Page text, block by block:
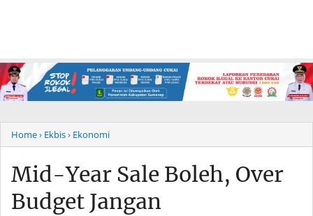
Home› Ekbis› Ekonomi
Mid-Year Sale Boleh, Over
Budget Jangan